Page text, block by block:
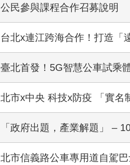
公民參與課程合作召募說明
台北x連江跨海合作！打造「
臺北首發！5G智慧公車試乘
北市x中央 科技x防疫 「實名
「政府出題，產業解題」 –
北市信義路公車專用道自駕